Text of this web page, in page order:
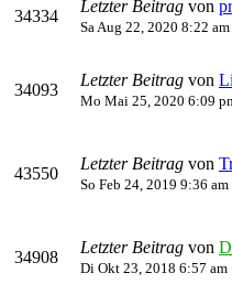
34334
Letzter Beitrag von
Sa Aug 22, 2020 8:22 am
34093
Letzter Beitrag von
Mo Mai 25, 2020 6:09
43550
Letzter Beitrag von
So Feb 24, 2019 9:36 am
34908
Letzter Beitrag von
Di Okt 23, 2018 6:57 am